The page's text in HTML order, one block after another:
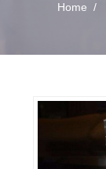
Home